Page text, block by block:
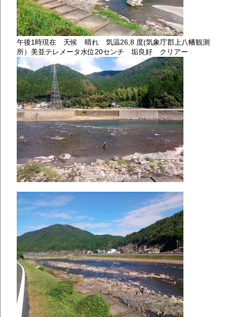
午後1時現在 天候 晴れ 気温26,8 度(気象庁郡上八幡観測
所）美並テレメータ水位20センチ 垢良好 クリアー